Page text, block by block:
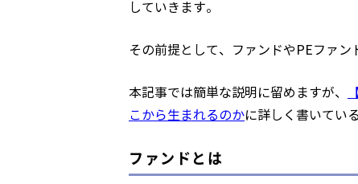
していきます。
その前提として、ファンドやPEファン
本記事では簡単な説明に留めますが、
こから生まれるのかに詳しく書いてい
ファンドとは